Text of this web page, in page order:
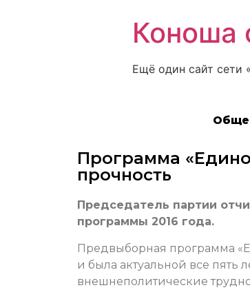
Коноша
Ещё один сайт сети
Программа
прочность
Председатель партии
программы 2016 года.
Предвыборная программа
и была актуальной все пять
внешнеполитические